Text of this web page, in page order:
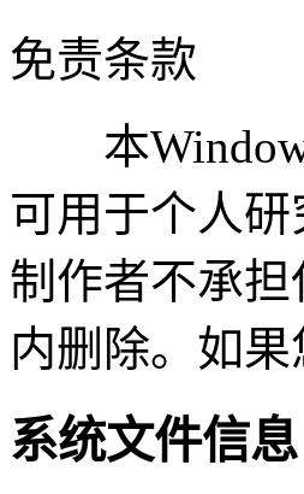
免责条款
本Windows
可用于个人
制作者不承
内删除。如
系统文件信息